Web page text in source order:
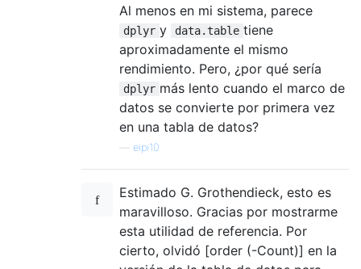
Al menos en mi sistema, parece
dplyr y data.table tiene
aproximadamente el mismo
rendimiento. Pero, ¿por qué sería
dplyr más lento cuando el marco de
datos se convierte por primera vez
en una tabla de datos?
eipi10
Estimado G. Grothendieck, esto es
maravilloso. Gracias por mostrarme
esta utilidad de referencia. Por
cierto, olvidó [order (-Count)] en la